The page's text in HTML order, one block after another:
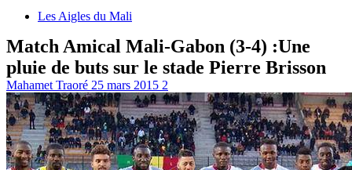
Les Aigles du Mali
Match Amical Mali-Gabon (3-4) :Une
pluie de buts sur le stade Pierre Brisson
Mahamet Traoré 25 mars 2015 2